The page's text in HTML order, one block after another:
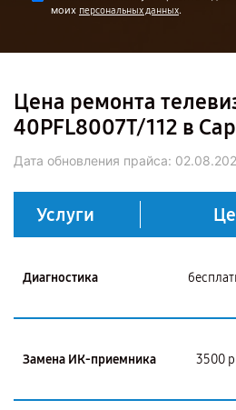
моих персональных данных.
Цена ремонта
40PFL8007T/112 в
Дата обновления прайса:
Услуги
Диагностика
Замена ИК-приемника 3500 р